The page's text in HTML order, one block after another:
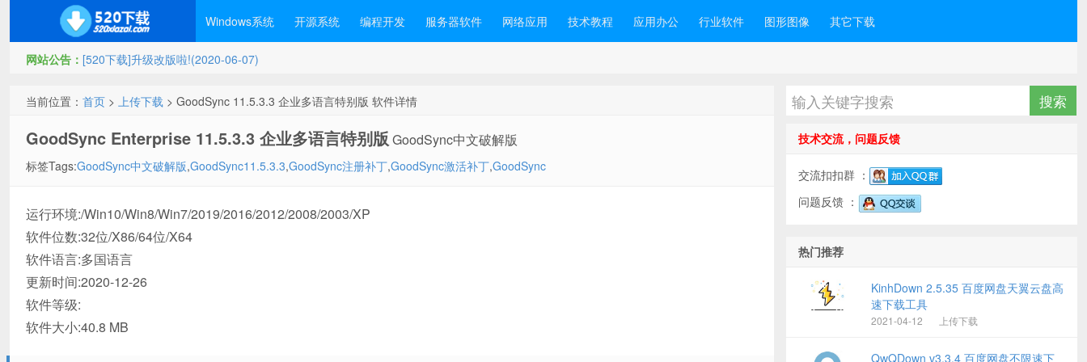
Windows系统 开源系统 编程开发 服务器软件 网络应用 技术教程 应用办公 行业软件 图形图像 其它下载
网站公告： [520下载]升级改版啦!(2020-06-07)
当前位置： 首页 > 上传下载 > GoodSync 11.5.3.3 企业多语言特别版 软件详情
GoodSync Enterprise 11.5.3.3 企业多语言特别版 GoodSync中文破解版
标签Tags:GoodSync中文破解版,GoodSync11.5.3.3,GoodSync注册补丁,GoodSync激活补丁,GoodSync
运行环境:/Win10/Win8/Win7/2019/2016/2012/2008/2003/XP
软件位数:32位/X86/64位/X64
软件语言:多国语言
更新时间:2020-12-26
软件等级:
软件大小:40.8 MB
技术交流，问题反馈
交流扣扣群 ：
问题反馈 ：
热门推荐
KinhDown 2.5.35 百度网盘天翼云盘高
速下载工具
2021-04-12 上传下载
QwQDown v3.3.4 百度网盘不限速下